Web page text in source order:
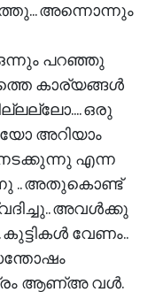
അന്നൊന്നും
പറഞ്ഞു
കാര്യങ്ങൾ
ഒരു
അറിയാം
എന്ന
.. അതുകൊണ്ട്
അവൾക്കു
വേണം..
ആണ്അ വൾ.